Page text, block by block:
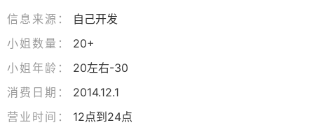
信息来源：
自己开发
小姐数量：
20+
小姐年龄：
20左右-30
消费日期：
2014.12.1
营业时间：
12点到24点